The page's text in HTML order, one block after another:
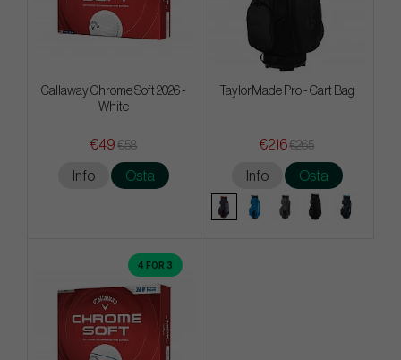
Callaway Chrome Soft 2026 -
White
€49 €58
Info Osta
TaylorMade Pro - Cart Bag
€216€265
Info Osta
4 FOR 3